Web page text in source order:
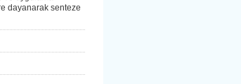
dayanarak senteze